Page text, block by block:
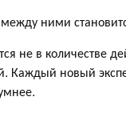
ними
не в количестве
Каждый новый